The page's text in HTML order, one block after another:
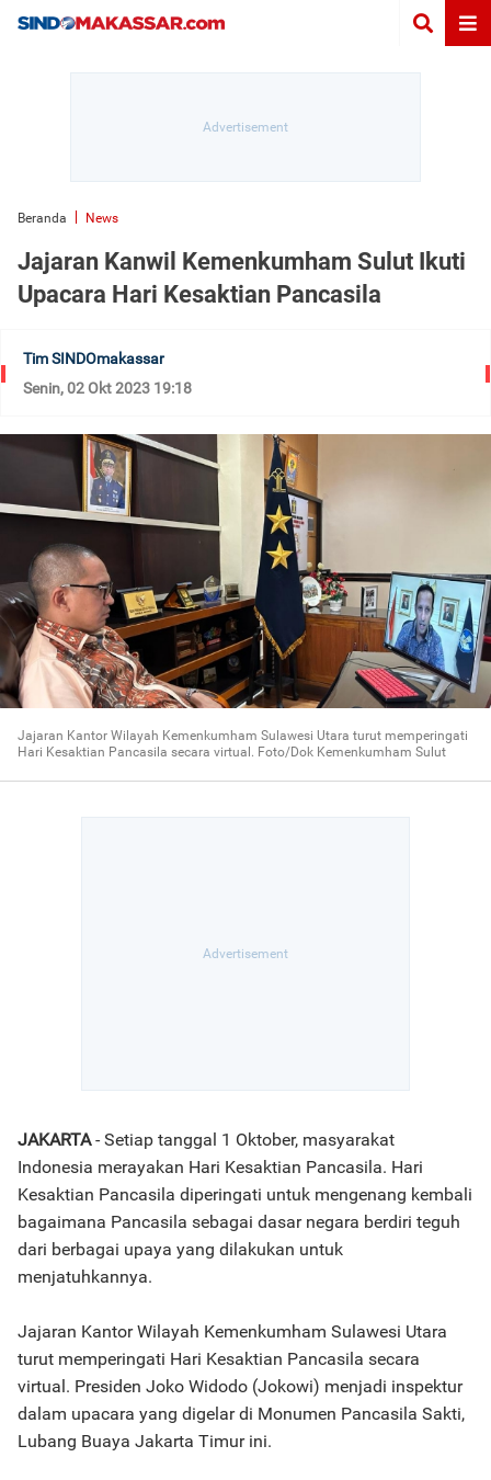
Beranda News
Jajaran Kanwil Kemenkumham Sulut Ikuti
Upacara Hari Kesaktian Pancasila
Tim SINDOmakassar
Senin, 02 Okt 2023 19:18
Jajaran Kantor Wilayah Kemenkumham Sulawesi Utara turut memperingati
Hari Kesaktian Pancasila secara virtual. Foto/Dok Kemenkumham Sulut
JAKARTA- Setiap tanggal 1 Oktober, masyarakat
Indonesia merayakan Hari Kesaktian Pancasila. Hari
Kesaktian Pancasila diperingati untuk mengenang kembali
bagaimana Pancasila sebagai dasar negara berdiri teguh
dari berbagai upaya yang dilakukan untuk
menjatuhkannya.
Jajaran Kantor Wilayah Kemenkumham Sulawesi Utara
turut memperingati Hari Kesaktian Pancasila secara
virtual. Presiden Joko Widodo (Jokowi) menjadi inspektur
dalam upacara yang digelar di Monumen Pancasila Sakti,
Lubang Buaya Jakarta Timur ini.